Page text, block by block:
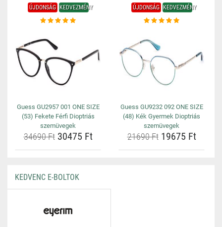
ÚJDONSÁG KEDVEZMÉNY
Guess GU2957 001 ONE SIZE
(53) Fekete Férfi Dioptriás
szemüvegek
34690 Ft30475 Ft
ÚJDONSÁG KEDVEZMÉNY
Guess GU9232 092 ONE SIZE
(48) Kék Gyermek Dioptriás
szemüvegek
21690 Ft19675 Ft
KEDVENC E-BOLTOK